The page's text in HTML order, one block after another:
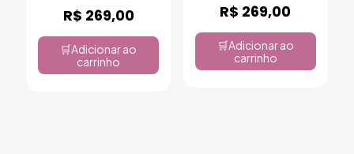
R$ 269,00
Adicionar ao
carrinho
R$ 269,00
Adicionar ao
carrinho